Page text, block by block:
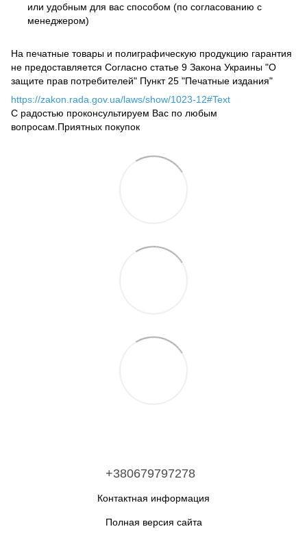
или удобным для вас способом (по согласованию с
менеджером)
На печатные товары и полиграфическую продукцию гарантия
не предоставляется Согласно статье 9 Закона Украины "О
защите прав потребителей" Пункт 25 "Печатные издания"
https://zakon.rada.gov.ua/laws/show/1023-12#Text
С радостью проконсультируем Вас по любым
вопросам.Приятных покупок
+380679797278
Контактная информация
Полная версия сайта